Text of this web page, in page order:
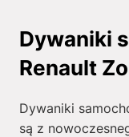
Dywaniki
Renault
Dywaniki
są z